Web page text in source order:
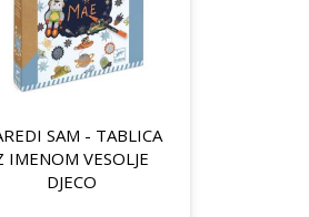
SAM - TABLICA
IMENOM VESOLJE
DJECO